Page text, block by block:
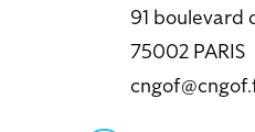
91 boulevard
75002 PARIS